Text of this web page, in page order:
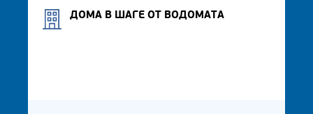
ДОМА В ШАГЕ ОТ ВОДОМАТА